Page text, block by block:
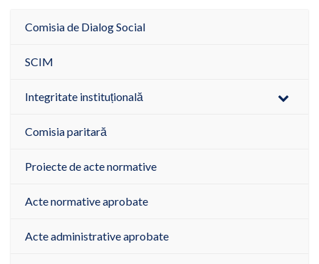
Comisia de Dialog Social
SCIM
Integritate instituțională
Comisia paritară
Proiecte de acte normative
Acte normative aprobate
Acte administrative aprobate